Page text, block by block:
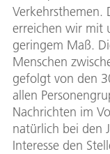
Verkehrsthemen.
erreichen wir mit
geringem Maß.
Menschen
gefolgt von den
allen
Nachrichten im
natürlich bei den
Interesse den